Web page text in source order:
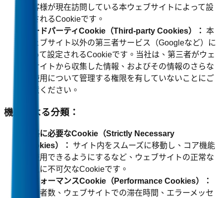
お客様が現在訪問している本ウェブサイトによって設
定されるCookieです。
サードパーティCookie（Third-party Cookies）： 本
ウェブサイト以外の第三者サービス（Googleなど）に
よって設定されるCookieです。当社は、第三者がウェ
ブサイトから収集した情報、およびその情報のさらな
る使用について管理する権限を有していないことにご
留意ください。
機能による分類：
厳格に必要なCookie（Strictly Necessary
Cookies）：
サイト内をスムーズに移動し、コア機能
を使用できるようにするなど、ウェブサイトの正常な
機能に不可欠なCookieです。
パフォーマンスCookie（Performance Cookies）：
訪問者数、ウェブサイトでの滞在時間、エラーメッセ